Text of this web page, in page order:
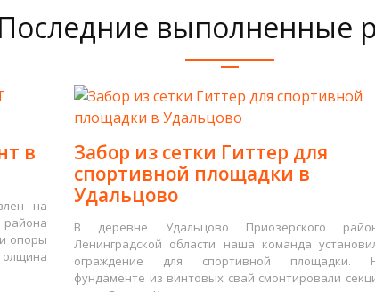
Последние выполненные
в
на
опоры
Забор из сетки Гиттер для
спортивной площадки в
Удальцово
В деревне Удальцово Приозерского
Ленинградской области наша команда
ограждение для спортивной площадки.
фундаменте из винтовых свай смонтировали